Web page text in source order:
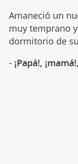
Amaneció un
muy temprano
dormitorio de
- ¡Papá!,